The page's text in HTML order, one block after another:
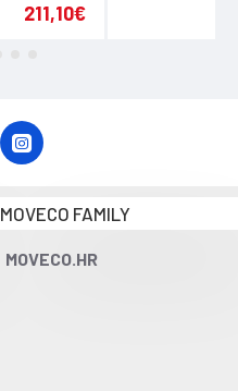
211,10€
MOVECO FAMILY
MOVECO.HR